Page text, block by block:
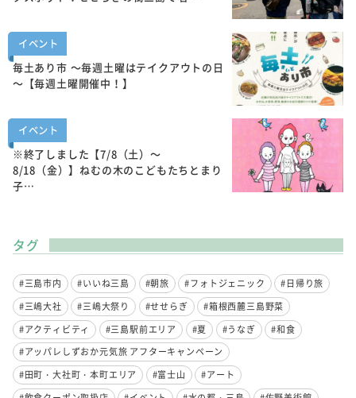
イベント
毎土あり市 ～毎週土曜はテイクアウトの日
～【毎週土曜開催中！】
イベント
※終了しました【7/8（土）～
8/18（金）】ねむの木のこどもたちとまり
子…
タグ
#三島市内 #いいね三島 #朝旅 #フォトジェニック
#日帰り旅
#三嶋大社
#三嶋大祭り #せせらぎ
#箱根西麓三島野菜
#アクティビティ
#三島駅前エリア #夏 #うなぎ
#和食
#アッパレしずおか元気旅 アフターキャンペーン
#田町・大社町・本町エリア
#富士山
#アート